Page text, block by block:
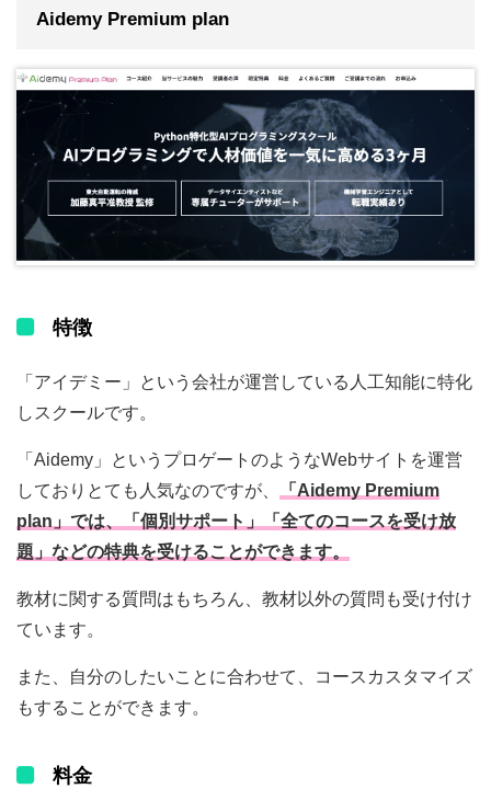
Aidemy Premium plan
特徴
「アイデミー」という会社が運営している人工知能に特化
しスクールです。
「Aidemy」というプロゲートのようなWebサイトを運営
しておりとても人気なのですが、
「Aidemy Premium
plan」では、「個別サポート」「全てのコースを受け放
題」などの特典を受けることができます。
教材に関する質問はもちろん、教材以外の質問も受け付け
ています。
また、自分のしたいことに合わせて、コースカスタマイズ
もすることができます。
料金